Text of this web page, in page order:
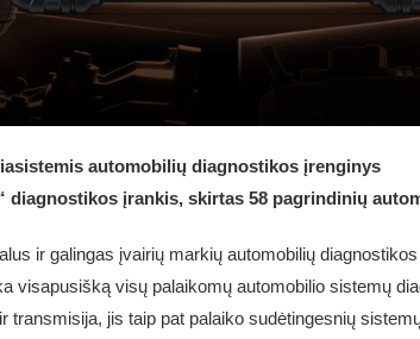
automobilių diagnostikos įrenginys
diagnostikos įrankis, skirtas 58 pagrindinių
ir galingas įvairių markių automobilių
visapusišką visų palaikomų automobilio sistemų
transmisija, jis taip pat palaiko sudėtingesnių